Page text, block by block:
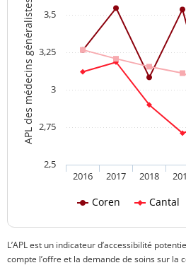
APL des médecins généralistes
Coren Cantal
2016 2017 2018
2,5
2,75
3
3,25
3,5
L’APL est un indicateur d’accessibilité
compte l’offre et la demande de soins sur la